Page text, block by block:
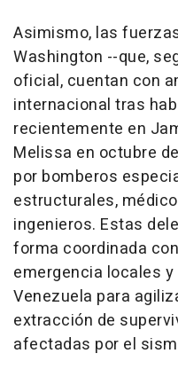
Asimismo, las
Washington --que,
oficial, cuentan con
internacional tras
recientemente en
Melissa en octubre
por bomberos
estructurales,
ingenieros. Estas
forma coordinada
emergencia locales
Venezuela para
extracción de
afectadas por el